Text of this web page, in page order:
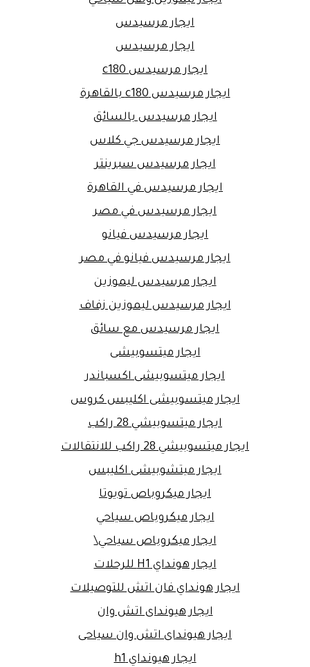
ايجار مرسيدس
ايجار مرسيدس
ايجار مرسيدس c180
ايجار مرسيدس c180 بالقاهرة
ايجار مرسيدس بالسائق
ايجار مرسيدس جي كلاس
ايجار مرسيدس سبرينتر
ايجار مرسيدس في القاهرة
ايجار مرسيدس في مصر
ايجار مرسيدس فيانو
ايجار مرسيدس فيانو في مصر
ايجار مرسيدس ليموزين
ايجار مرسيدس ليموزين زفاف
ايجار مرسيدس مع سائق
ايجار ميتسوبيشى
ايجار ميتسوبيشى اكسباندر
ايجار ميتسوبيشى اكليبس كروس
ايجار ميتسوبيشي 28 راكب
ايجار ميتسوبيشي 28 راكب للانتقالات
ايجار ميتشوبيشى اكليبس
ايجار ميكروباص تويوتا
ايجار ميكروباص سياحي
ايجار ميكروباص سياحي\
ايجار هونداي H1 للرحلات
ايجار هونداي فان اتش للتوصيلات
ايجار هيونداى اتش وان
ايجار هيونداى اتش وان سياحى
ايجار هيونداي h1